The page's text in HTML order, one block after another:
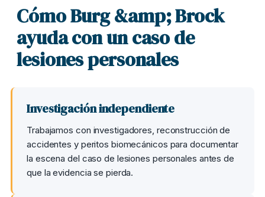
Cómo Burg &amp; Brock
ayuda con un caso de
lesiones personales
Investigación independiente
Trabajamos con investigadores, reconstrucción de
accidentes y peritos biomecánicos para documentar
la escena del caso de lesiones personales antes de
que la evidencia se pierda.